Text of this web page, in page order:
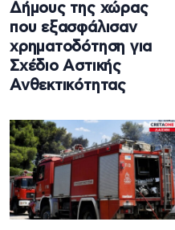
Δήμους της χώρας
που εξασφάλισαν
χρηματοδότηση για
Σχέδιο Αστικής
Ανθεκτικότητας